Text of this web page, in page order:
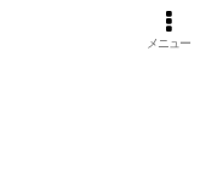
メニュー